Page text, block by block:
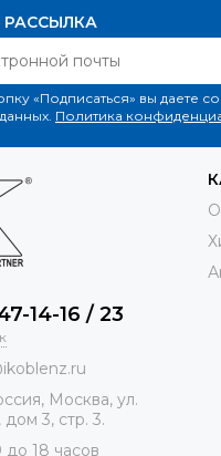
«Подписаться» вы даете
Политика
14-16 / 23
, Москва, ул.
3, стр. 3.
до 18 часов